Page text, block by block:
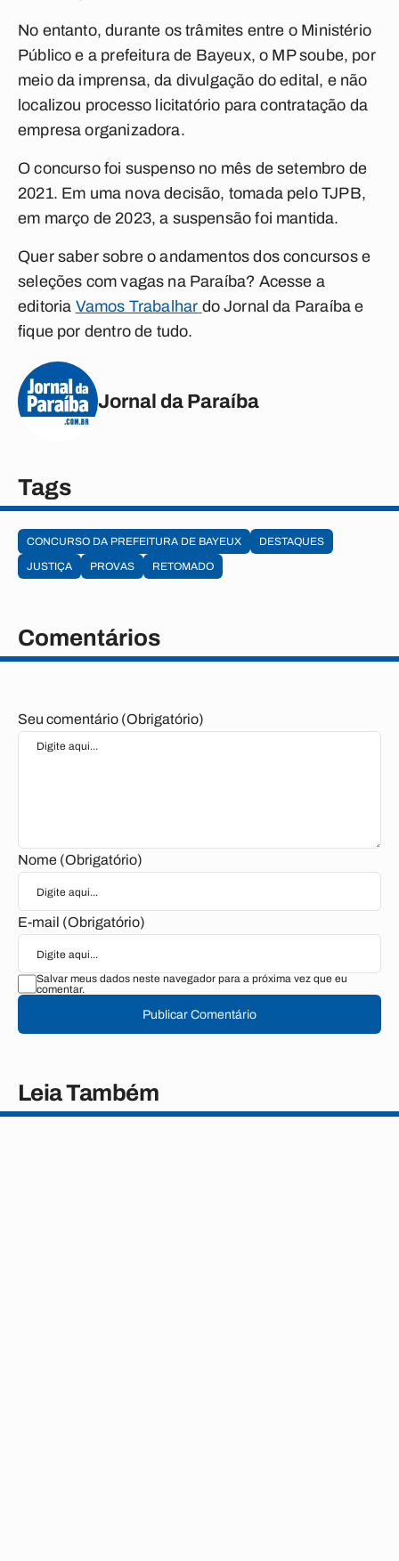
No entanto, durante os trâmites entre o Ministério
Público e a prefeitura de Bayeux, o MP soube, por
meio da imprensa, da divulgação do edital, e não
localizou processo licitatório para contratação da
empresa organizadora.
O concurso foi suspenso no mês de setembro de
2021. Em uma nova decisão, tomada pelo TJPB,
em março de 2023, a suspensão foi mantida.
Quer saber sobre o andamentos dos concursos e
seleções com vagas na Paraíba? Acesse a
editoria Vamos Trabalhar do Jornal da Paraíba e
fique por dentro de tudo.
Jornal da Paraíba
Tags
CONCURSO DA PREFEITURA DE BAYEUX
DESTAQUES
JUSTIÇA
PROVAS RETOMADO
Comentários
Seu comentário (Obrigatório)
Nome (Obrigatório)
E-mail (Obrigatório)
Salvar meus dados neste navegador para a próxima vez que eu
comentar.
Publicar Comentário
Leia Também